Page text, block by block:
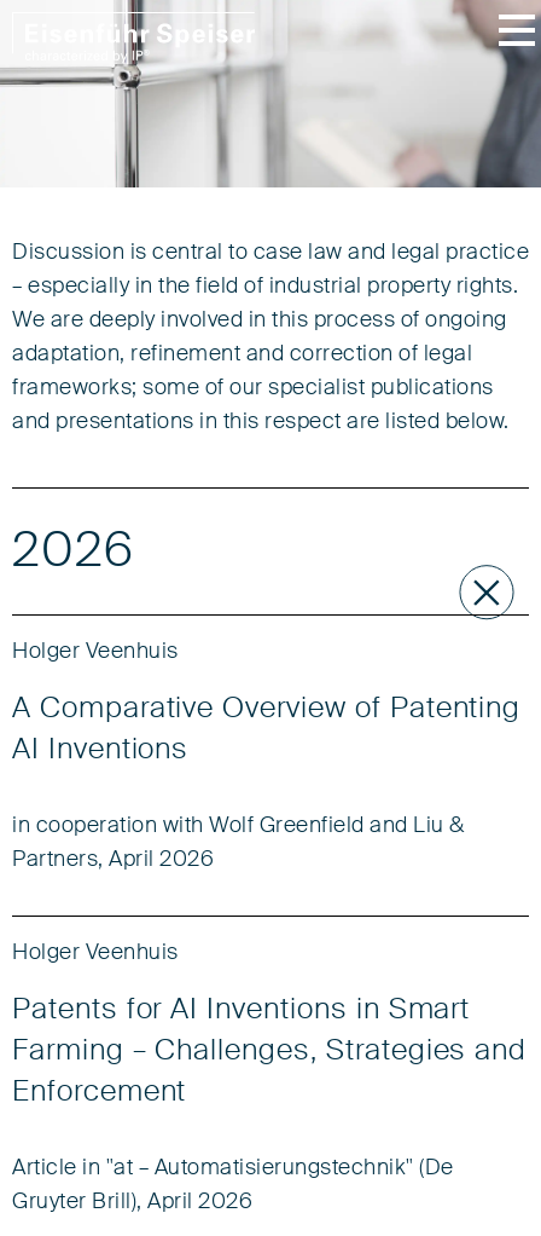
Publications /
Presentations
Discussion is central to case law and legal practice
– especially in the field of industrial property rights.
We are deeply involved in this process of ongoing
adaptation, refinement and correction of legal
frameworks; some of our specialist publications
and presentations in this respect are listed below.
2026
Holger Veenhuis
A Comparative Overview of Patenting
AI Inventions
in cooperation with Wolf Greenfield and Liu &
Partners, April 2026
Holger Veenhuis
Patents for AI Inventions in Smart
Farming – Challenges, Strategies and
Enforcement
Article in "at – Automatisierungstechnik" (De
Gruyter Brill), April 2026